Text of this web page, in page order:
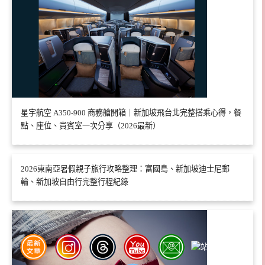
星宇航空 A350-900 商務艙開箱｜新加坡飛台北完整搭乘心得，餐
點、座位、貴賓室一次分享（2026最新）
2026東南亞暑假親子旅行攻略整理：富國島、新加坡迪士尼郵
輪、新加坡自由行完整行程紀錄